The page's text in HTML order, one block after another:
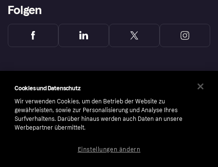
Folgen
Cookies und Datenschutz
Wir verwenden Cookies, um den Betrieb der Website zu
gewährleisten, sowie zur Personalisierung und Analyse Ihres
Surfverhaltens. Darüber hinaus werden auch Daten an unsere
Werbepartner übermittelt.
Einstellungen ändern